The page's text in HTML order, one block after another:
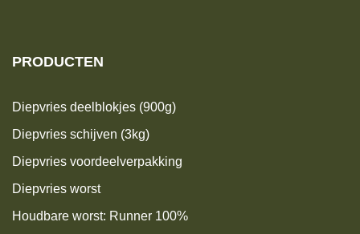
PRODUCTEN
Diepvries deelblokjes (900g)
Diepvries schijven (3kg)
Diepvries voordeelverpakking
Diepvries worst
Houdbare worst: Runner 100%